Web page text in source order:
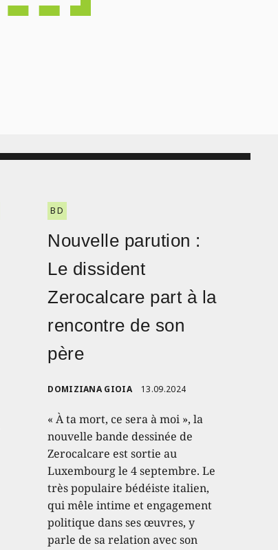
BD
Nouvelle parution :
Le dissident
Zerocalcare part à la
rencontre de son
père
DOMIZIANA GIOIA 13.09.2024
« À ta mort, ce sera à moi », la
nouvelle bande dessinée de
Zerocalcare est sortie au
Luxembourg le 4 septembre. Le
très populaire bédéiste italien,
qui mêle intime et engagement
politique dans ses œuvres, y
parle de sa relation avec son